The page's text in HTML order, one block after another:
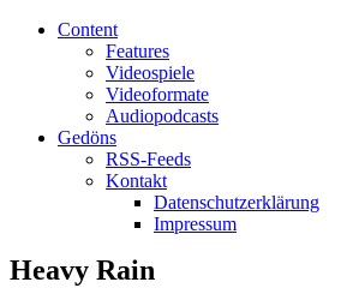
Content
Features
Videospiele
Videoformate
Audiopodcasts
Gedöns
RSS-Feeds
Kontakt
Datenschutzerklärung
Impressum
Heavy Rain